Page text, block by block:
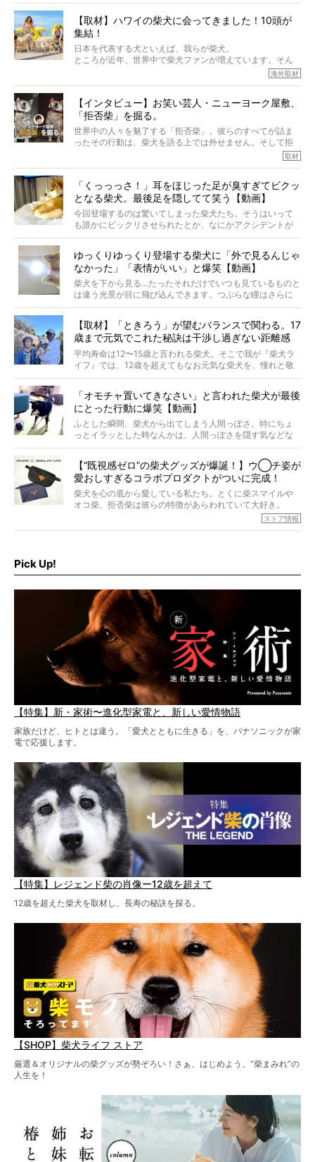
でも、いざそれぞれの個体を見ていくと、丈夫で病気にも
なりにくい、とは言えないような気もするのです。
実際に「病気にならない」などということはないし、飼い
主はそのためにやるべきことがある。
今回は、柴犬に関わる方たちすべてに読んで欲しい、ある
語でした。
※文章はご本人の了承を得て編集しています
※画像はすべてイメージです
※この記事は個人の感想であり、効果・効能を示すものではありません
【取材】ハワイの柴犬に会ってきました！10頭が
集結！
日本を代表する犬といえば、我らが柴犬。
ところが近年、世界中で柴犬ファンが増えています。そん
な中「柴犬ライフ」が目をつけたのは、南の楽園ハワイ。
そんな噂を聞きつけ、今回はハワイの柴犬たちを取材して
きました！
海外取材
【インタビュー】お笑い芸人・ニューヨーク屋敷、
「拒否柴」を掘る。
世界中の人々を魅了する「拒否柴」。彼らのすべてが詰ま
ったその行動は、柴犬を語る上では外せません。そして拒
否柴がここまで話題になるのは、“映える”ことも理由のひと
がるのでしょうか。
最近版画製作を始めた、お笑いコンビ「ニューヨーク」の
屋敷裕政さんに、拒否柴を掘っていただきました！ イン
タビューと合わせてご覧ください。
取材
「くっっっさ！」耳をほじった足が臭すぎてビクッ
となる柴犬。最後足を隠してて笑う【動画】
今回登場するのは驚いてしまった柴犬たち。そうはいって
も誰かにビックリさせられたとか、なにかアクシデントが
起きたとか、そういうことが原因ではありません。全ての
ゆっくりゆっくり登場する柴犬に「外で見るんじゃ
なかった」「表情がいい」と爆笑【動画】
柴犬を下から見る…たったそれだけでいつも見ているものと
は違う光景が目に飛び込んできます。つぶらな瞳はさらに
つぶらに見え、モフモフのお顔はさらにモフモフに見えま
【取材】「ときろう」が望むバランスで関わる。17
歳まで元気でこれた秘訣は干渉し過ぎない距離感
#38ときろう
平均寿命は12〜15歳と言われる柴犬。そこで我が『柴犬ラ
イフ』では、12歳を超えてもなお元気な柴犬を、憧れと敬
意を込めて“レジェンド柴”と呼んでいます。 この特集で
ォーカスし、その元気の秘訣や、老犬と暮らすうえで大切
だと思うことを、オーナーさんに語っていただきます。今
回登場してくれたのは、17歳のときろうくん。小さい頃か
ら食が細かったため、何でも食べさせてきたということで
「オモチャ置いてきなさい」と言われた柴犬が最後
にとった行動に爆笑【動画】
ふとした瞬間、柴犬から出てしまう人間っぽさ。特にちょ
っとイラッとした時なんかは、人間っぽさを隠す気などな
いように見えます。もしかして本当の本当は、中身は人間
【“既視感ゼロ”の柴犬グッズが爆誕！】ウ◯チ姿が
愛おしすぎるコラボプロダクトがついに完成！
柴犬を心の底から愛している私たち。とくに柴スマイルや
オコ柴、拒否柴は彼らの特徴があらわれていて大好き。
でもちょっと待て…もうひとつ、忘れてはならない愛おしい
ストア情報
Pick Up!
【特集】新・家術〜進化型家電と、新しい愛情物語
家族だけど、ヒトとは違う。「愛犬とともに生きる」を、パナソニックが家
電で応援します。
【特集】レジェンド柴の肖像ー12歳を超えて
12歳を超えた柴犬を取材し、長寿の秘訣を探る。
【SHOP】柴犬ライフ ストア
厳選＆オリジナルの柴グッズが勢ぞろい！さぁ、はじめよう。“柴まみれ”の
人生を！